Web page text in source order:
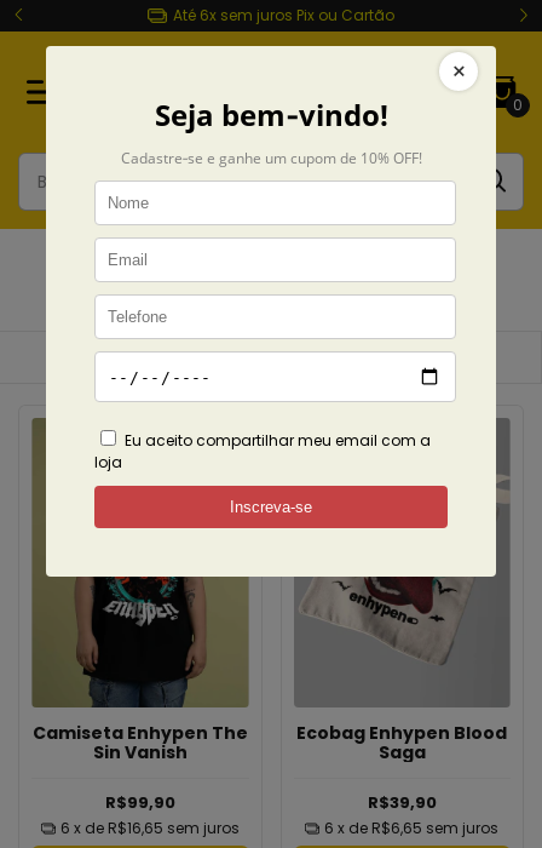
Até 6x sem juros Pix ou Cartão
0
Enhypen
Início Coleções Enhypen
Ordenar
Camiseta Enhypen The
Sin Vanish
R$99,90
6 x de R$16,65 sem juros
Ecobag Enhypen Blood
Saga
R$39,90
6 x de R$6,65 sem juros